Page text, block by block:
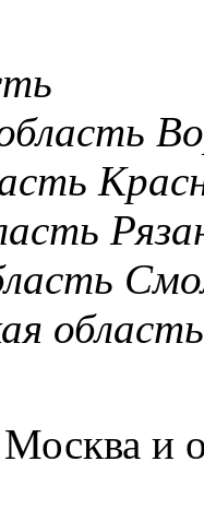
область
Москва и